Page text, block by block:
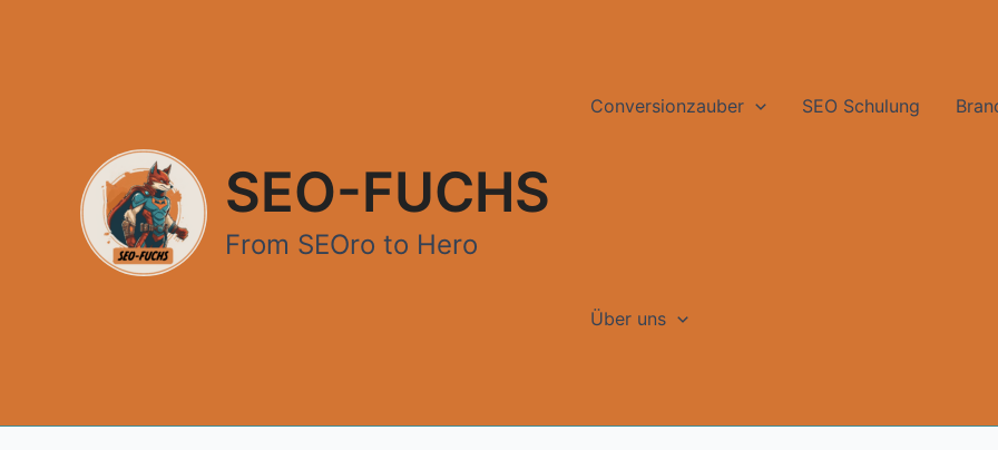
SEO-FUCHS
From SEOro to Hero
Conversionzauber SEO Schulung
Über uns